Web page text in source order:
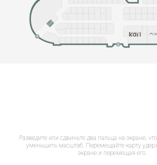
Разведите или сдвиньте два пальца на экране,
уменьшить масштаб. Перемещайте карту
экране и перемещая его.